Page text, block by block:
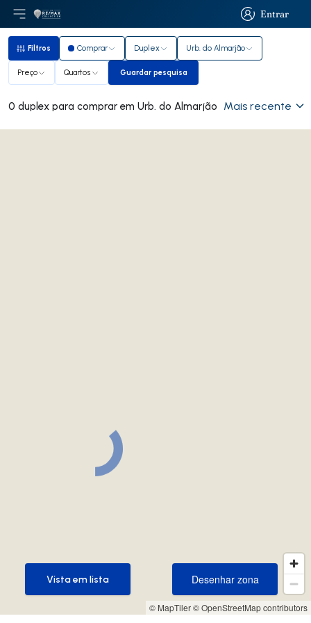
Entrar
Entrar
Abri menu principal
LogoIr para página inicial
Filtros
Filtros Comprar Duplex Urb. do Almarjão
Preço Quartos Guardar pesquisa
Guardar pesquisa
0 duplex para comprar em Urb. do Almarjão Mais recente
© MapTiler© OpenStreetMap contributors
Desenhar zona
Desenhar zona
Vista em lista
Vista em lista